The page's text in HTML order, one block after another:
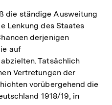
die ständige Ausweitung
Lenkung des Staates
derjenigen
auf
Tatsächlich
Vertretungen der
vorübergehend die
1918/19, in